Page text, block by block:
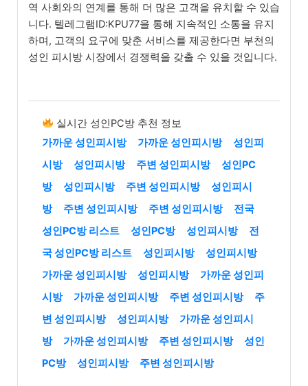
역 사회와의 연계를 통해 더 많은 고객을 유치할 수 있습
니다. 텔레그램ID:KPU77을 통해 지속적인 소통을 유지
하며, 고객의 요구에 맞춘 서비스를 제공한다면 부천의
성인 피시방 시장에서 경쟁력을 갖출 수 있을 것입니다.
실시간 성인PC방 추천 정보
가까운 성인피시방
가까운 성인피시방
성인피
시방
성인피시방 주변 성인피시방
성인PC
방
성인피시방 주변 성인피시방
성인피시
방
주변 성인피시방 주변 성인피시방
전국
성인PC방 리스트
성인PC방 성인피시방
전
국 성인PC방 리스트
성인피시방
성인피시방
가까운 성인피시방
성인피시방
가까운 성인피
시방
가까운 성인피시방 주변 성인피시방
주
변 성인피시방
성인피시방
가까운 성인피시
방
가까운 성인피시방 주변 성인피시방
성인
PC방
성인피시방 주변 성인피시방